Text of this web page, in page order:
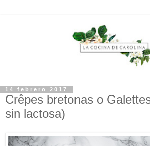
14 febrero 2017
Crêpes bretonas o
sin lactosa)